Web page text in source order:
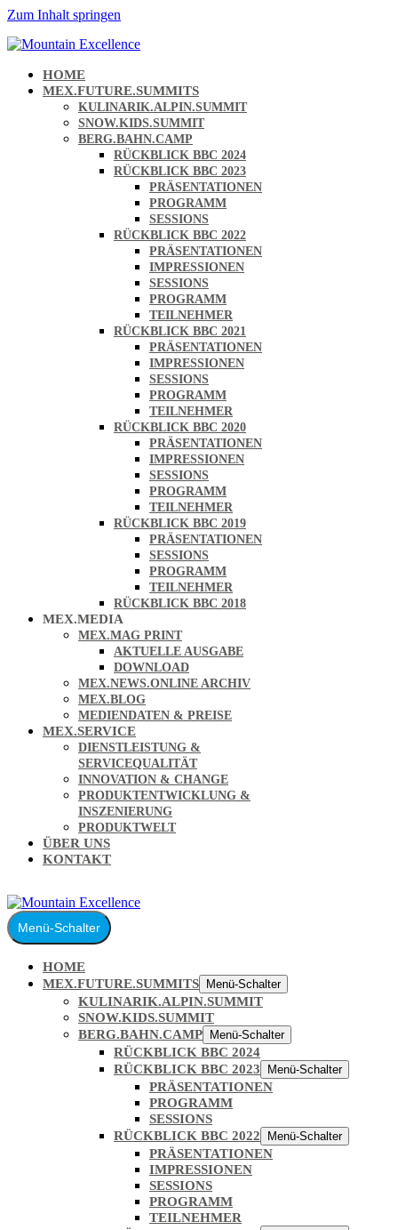
Zum Inhalt springen
HOME
MEX.FUTURE.SUMMITS
KULINARIK.ALPIN.SUMMIT
SNOW.KIDS.SUMMIT
BERG.BAHN.CAMP
RÜCKBLICK BBC 2024
RÜCKBLICK BBC 2023
PRÄSENTATIONEN
PROGRAMM
SESSIONS
RÜCKBLICK BBC 2022
PRÄSENTATIONEN
IMPRESSIONEN
SESSIONS
PROGRAMM
TEILNEHMER
RÜCKBLICK BBC 2021
PRÄSENTATIONEN
IMPRESSIONEN
SESSIONS
PROGRAMM
TEILNEHMER
RÜCKBLICK BBC 2020
PRÄSENTATIONEN
IMPRESSIONEN
SESSIONS
PROGRAMM
TEILNEHMER
RÜCKBLICK BBC 2019
PRÄSENTATIONEN
SESSIONS
PROGRAMM
TEILNEHMER
RÜCKBLICK BBC 2018
MEX.MEDIA
MEX.MAG PRINT
AKTUELLE AUSGABE
DOWNLOAD
MEX.NEWS.ONLINE ARCHIV
MEX.BLOG
MEDIENDATEN & PREISE
MEX.SERVICE
DIENSTLEISTUNG &
SERVICEQUALITÄT
INNOVATION & CHANGE
PRODUKTENTWICKLUNG &
INSZENIERUNG
PRODUKTWELT
ÜBER UNS
KONTAKT
Menü-Schalter
HOME
MEX.FUTURE.SUMMITS
Menü-Schalter
KULINARIK.ALPIN.SUMMIT
SNOW.KIDS.SUMMIT
BERG.BAHN.CAMP
Menü-Schalter
RÜCKBLICK BBC 2024
RÜCKBLICK BBC 2023
Menü-Schalter
PRÄSENTATIONEN
PROGRAMM
SESSIONS
RÜCKBLICK BBC 2022
Menü-Schalter
PRÄSENTATIONEN
IMPRESSIONEN
SESSIONS
PROGRAMM
TEILNEHMER